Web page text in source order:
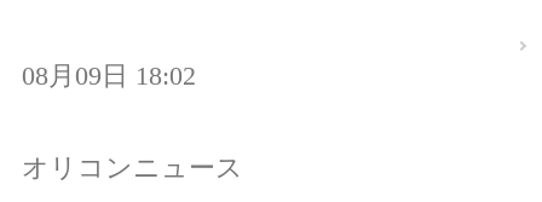
08月09日 18:02
オリコンニュース